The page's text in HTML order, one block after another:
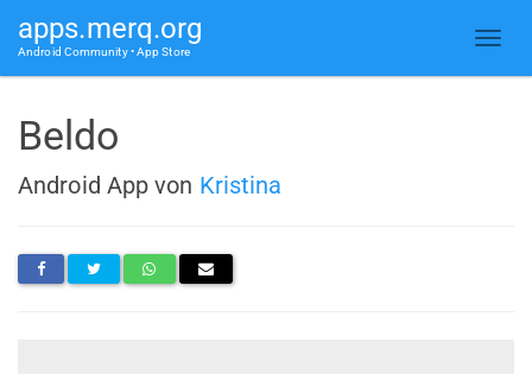
apps.merq.org
Android Community • App Store
Beldo
Android App von Kristina